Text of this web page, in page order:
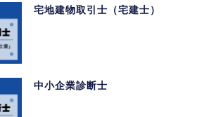
宅地建物取引士（宅建士）
中小企業診断士